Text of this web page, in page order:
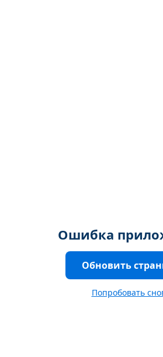
Ошибка
Обновить
Попробовать